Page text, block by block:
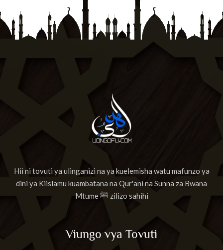
Hii ni tovuti ya ulinganizi na ya kuelemisha watu mafunzo ya
dini ya Kiislamu kuambatana na Qur'ani na Sunna za Bwana
Mtume ﷺ zilizo sahihi
Viungo vya Tovuti